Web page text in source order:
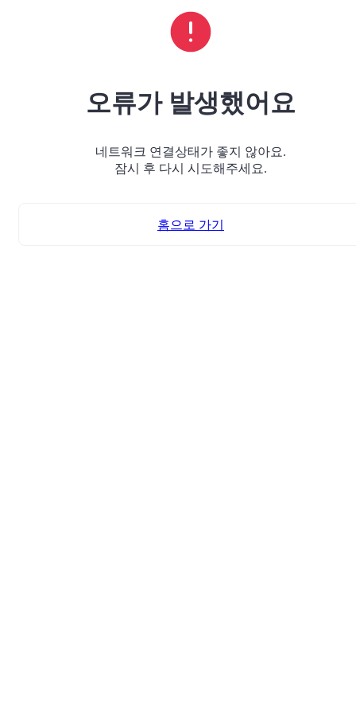
오류가 발생했어요
네트워크 연결상태가 좋지 않아요.
잠시 후 다시 시도해주세요.
홈으로 가기